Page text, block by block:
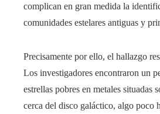
complican en gran medida la
comunidades estelares antiguas y
Precisamente por ello, el hallazgo
Los investigadores encontraron un
estrellas pobres en metales situadas
cerca del disco galáctico, algo poco